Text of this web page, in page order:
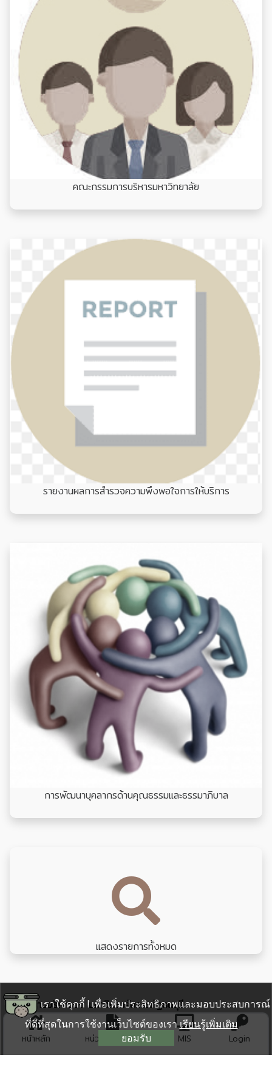
คณะกรรมการบริหารมหาวิทยาลัย
รายงานผลการสำรวจความพึงพอใจการให้บริการ
การพัฒนาบุคลากรด้านคุณธรรมและธรรมาภิบาล
แสดงรายการทั้งหมด
สำนักงานอธิการบดี มหาวิทยาลัยราชภัฏธนบุรี
172 ถนน อิสรภาพ แขวงวัดกัลยาณ์ เขตธนบุรี กรุงเทพมหานคร
10600
ต่อ
หน้าหลัก หน่วยงาน สนอ. MIS Login
เราใช้คุกกี้ ! เพื่อเพิ่มประสิทธิภาพและมอบประสบการณ์
ที่ดีที่สุดในการใช้งานเว็บไซต์ของเราเรียนรู้เพิ่มเติม
ยอมรับ